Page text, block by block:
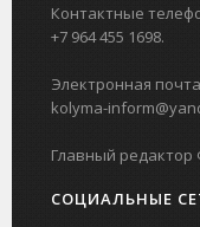
Контактные
+7 964 455 1698.
Электронная
kolyma-
Главный
СОЦИАЛЬНЫЕ